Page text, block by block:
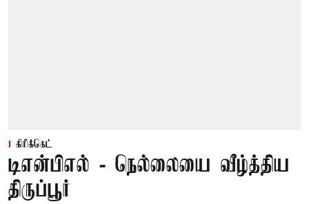
கிரிக்கெட்
டிஎன்பிஎல் - நெல்லையை வீழ்த்திய
திருப்பூர்